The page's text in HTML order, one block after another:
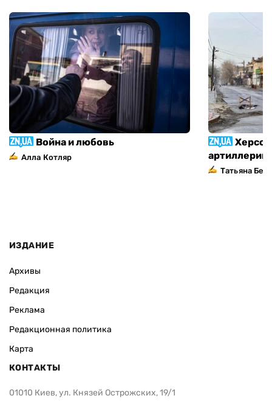
Война и любовь
Алла Котляр
Татьяна
ИЗДАНИЕ
Архивы
Редакция
Реклама
Редакционная политика
Карта
КОНТАКТЫ
01010 Киев, ул. Князей Острожских, 19/1